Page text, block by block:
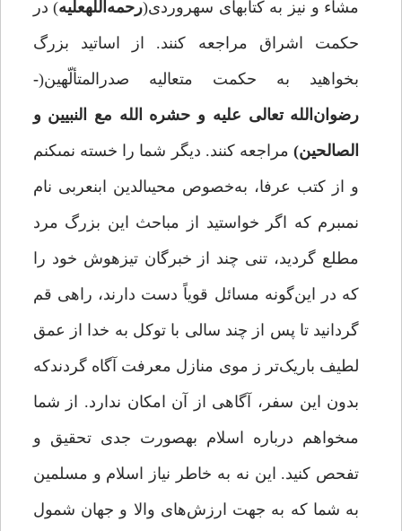
مشاء و نیز به کتاب­هاى سهروردى(­رحمه‌الله‏علیه)‏ در
حکمت اشراق مراجعه کنند. از اساتید بزرگ
بخواهید به حکمت متعالیه صدرالمتألّهین(
­
رضوان‌الله تعالى علیه و حشره الله مع النبیین و
الصالحین)مراجعه کنند. دیگر شما را خسته نمى‏کنم
و از کتب عرفا، به‌خصوص محیى­الدین ابن­عربى‏ نام
نمى‏برم که اگر خواستید از مباحث این بزرگ مرد
مطلع گردید، تنى چند از خبرگان تیزهوش خود را
که در این‌گونه مسائل قویاً دست دارند، راهى قم
گردانید تا پس از چند سالى با توکل به خدا از عمق
لطیف باریک‌تر ز موى منازل معرفت آگاه گردندکه
بدون این سفر، آگاهى از آن امکان ندارد. از شما
مى‏خواهم درباره اسلام به­صورت جدى تحقیق و
تفحص کنید. این نه به خاطر نیاز اسلام و مسلمین
به شما که به جهت ارزش‌هاى والا و جهان شمول